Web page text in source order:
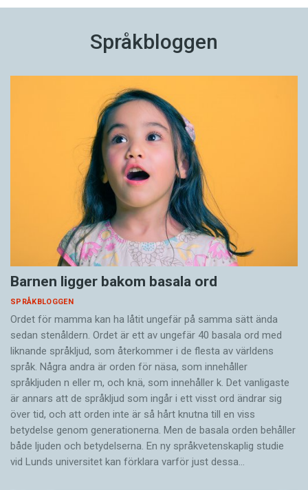
Språkbloggen
Barnen ligger bakom basala ord
SPRÅKBLOGGEN
Ordet för mamma kan ha låtit ungefär på samma sätt ända
sedan stenåldern. Ordet är ett av ungefär 40 basala ord med
liknande språkljud, som återkommer i de flesta av världens
språk. Några andra är orden för näsa, som innehåller
språkljuden n eller m, och knä, som innehåller k. Det vanligaste
är annars att de språkljud som ingår i ett visst ord ändrar sig
över tid, och att orden inte är så hårt knutna till en viss
betydelse genom generationerna. Men de basala orden behåller
både ljuden och betydelserna. En ny språkvetenskaplig studie
vid Lunds universitet kan förklara varför just dessa…